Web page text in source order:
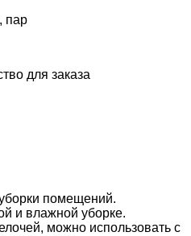
пар
для заказа
помещений.
и влажной уборке.
можно использовать с